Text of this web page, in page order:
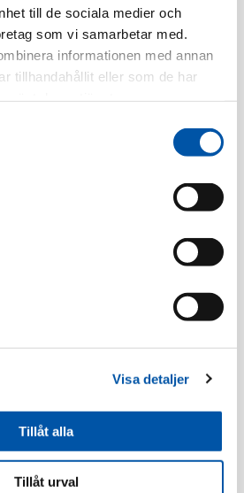
till de sociala medier och
som vi samarbetar med.
informationen med annan
tillhandahållit eller som de har
Visa detaljer
Tillåt alla
Tillåt urval
Elko
ELKO One strömst
kron inf snabb sv